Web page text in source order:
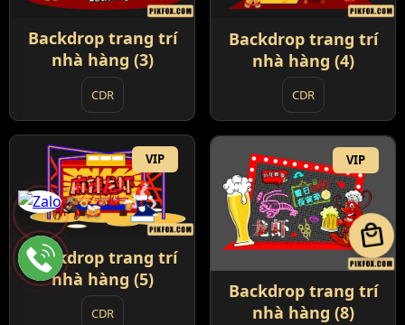
Backdrop trang trí
nhà hàng (3)
CDR
Backdrop trang trí
nhà hàng (4)
CDR
VIP
Backdrop trang trí
nhà hàng (5)
CDR
VIP
Backdrop trang trí
nhà hàng (8)
local_mall